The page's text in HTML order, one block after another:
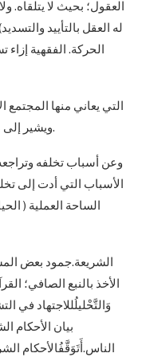
العقول؛ بحيث لا يتلقاه.
له العقل بالتأييد
الحركة. الفقهية
التي يعاني منها
ويشير إلى ضرورة الحديث عن أهمية الفقه وشموليته.
وعن أسباب تخلفه وتراجعه
الأسباب التي أدت إلى
الساحة العملية (
الشريعة.جمود بعض
الأخذ بالنبع الصافي؛
وَالتَّحْليلُللاجتهاد في
بيان الأحكام
الناس.أَتَوَقَّفُالأحكام